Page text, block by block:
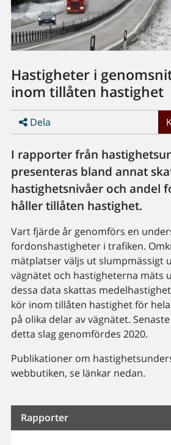
Hastigheter i
inom tillåten hastighet
Dela
I rapporter från
presenteras bland annat
hastighetsnivåer och andel
håller tillåten hastighet.
Vart fjärde år genomförs en
fordonshastigheter i trafiken.
mätplatser väljs ut slumpmässigt
vägnätet och hastigheterna mäts
dessa data skattas
kör inom tillåten hastighet för
på olika delar av vägnätet.
detta slag genomfördes 2020.
Publikationer om
webbutiken, se länkar nedan.
Rapporter